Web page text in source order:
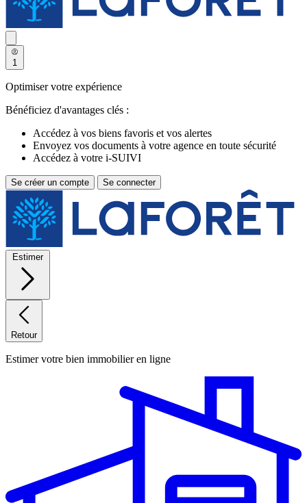
1
Optimiser votre expérience
Bénéficiez d'avantages clés :
Accédez à vos biens favoris et vos alertes
Envoyez vos documents à votre agence en toute sécurité
Accédez à votre i-SUIVI
Se créer un compte Se connecter
Estimer
Retour
Estimer votre bien immobilier en ligne